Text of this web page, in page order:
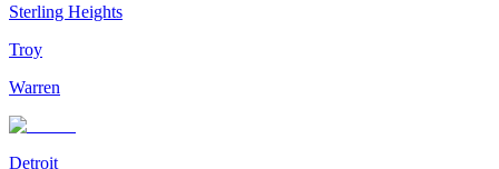
Sterling Heights
Troy
Warren
Detroit